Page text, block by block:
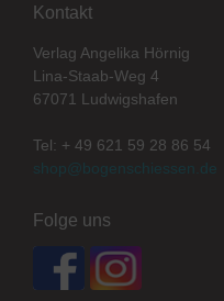
Kontakt
Verlag Angelika Hörnig
Lina-Staab-Weg 4
67071 Ludwigshafen
Tel: + 49 621 59 28 86 54
shop@bogenschiessen.de
Folge uns